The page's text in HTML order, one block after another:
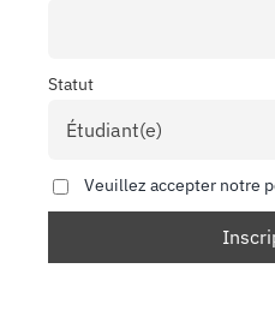
Statut
Veuillez accepter notre